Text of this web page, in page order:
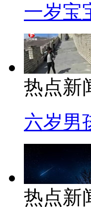
一岁宝
热点新
六岁男
热点新